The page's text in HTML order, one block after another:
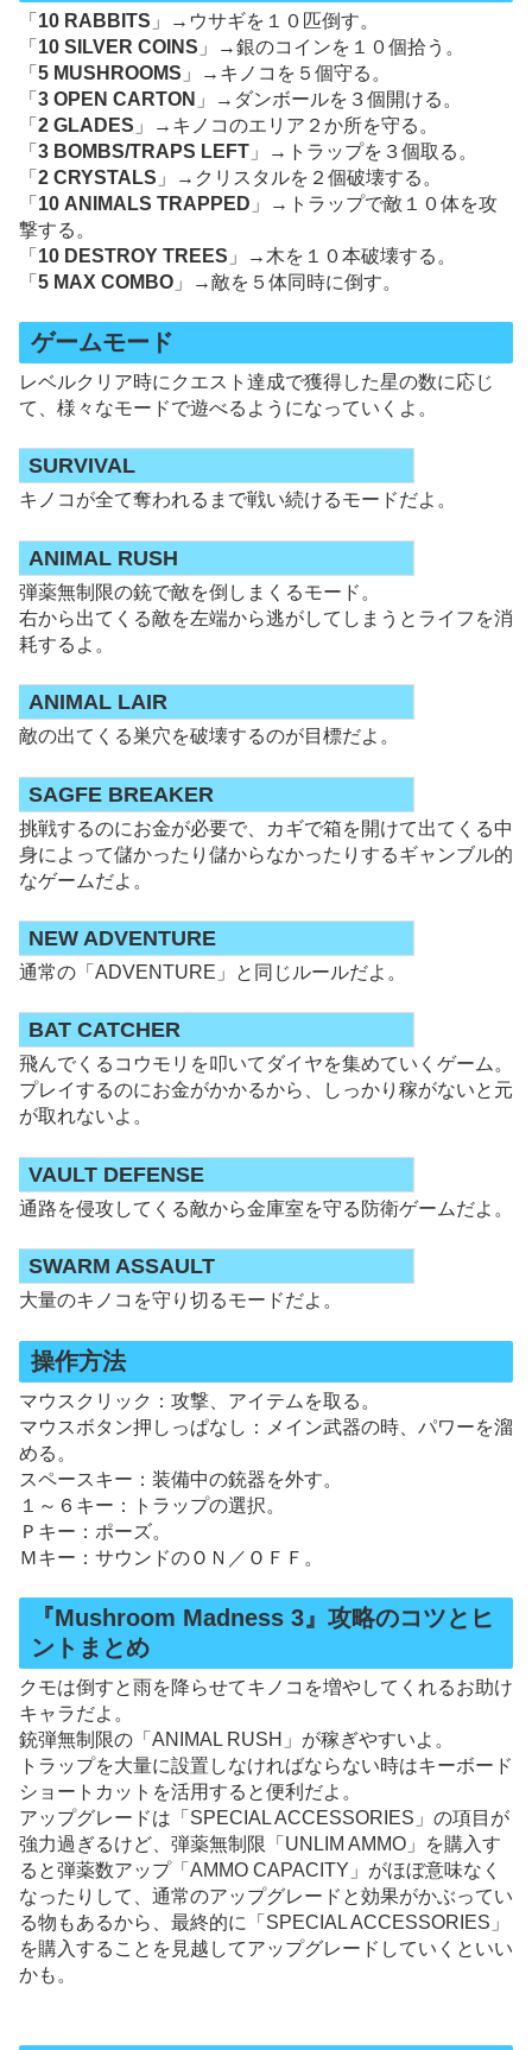
「 10 RABBITS 」→ウサギを１０匹倒す。
「 10 SILVER COINS 」→銀のコインを１０個拾う。
「 5 MUSHROOMS 」→キノコを５個守る。
「 3 OPEN CARTON 」→ダンボールを３個開ける。
「 2 GLADES 」→キノコのエリア２か所を守る。
「 3 BOMBS/TRAPS LEFT 」→トラップを３個取る。
「 2 CRYSTALS 」→クリスタルを２個破壊する。
「 10 ANIMALS TRAPPED 」→トラップで敵１０体を攻
撃する。
「 10 DESTROY TREES 」→木を１０本破壊する。
「 5 MAX COMBO 」→敵を５体同時に倒す。
ゲームモード
レベルクリア時にクエスト達成で獲得した星の数に応じ
て、様々なモードで遊べるようになっていくよ。
SURVIVAL
キノコが全て奪われるまで戦い続けるモードだよ。
ANIMAL RUSH
弾薬無制限の銃で敵を倒しまくるモード。
右から出てくる敵を左端から逃がしてしまうとライフを消
耗するよ。
ANIMAL LAIR
敵の出てくる巣穴を破壊するのが目標だよ。
SAGFE BREAKER
挑戦するのにお金が必要で、カギで箱を開けて出てくる中
身によって儲かったり儲からなかったりするギャンブル的
なゲームだよ。
NEW ADVENTURE
通常の「ADVENTURE」と同じルールだよ。
BAT CATCHER
飛んでくるコウモリを叩いてダイヤを集めていくゲーム。
プレイするのにお金がかかるから、しっかり稼がないと元
が取れないよ。
VAULT DEFENSE
通路を侵攻してくる敵から金庫室を守る防衛ゲームだよ。
SWARM ASSAULT
大量のキノコを守り切るモードだよ。
操作方法
マウスクリック：攻撃、アイテムを取る。
マウスボタン押しっぱなし：メイン武器の時、パワーを溜
める。
スペースキー：装備中の銃器を外す。
１～６キー：トラップの選択。
Ｐキー：ポーズ。
Ｍキー：サウンドのＯＮ／ＯＦＦ。
『Mushroom Madness 3』攻略のコツとヒ
ントまとめ
クモは倒すと雨を降らせてキノコを増やしてくれるお助け
キャラだよ。
銃弾無制限の「ANIMAL RUSH」が稼ぎやすいよ。
トラップを大量に設置しなければならない時はキーボード
ショートカットを活用すると便利だよ。
アップグレードは「SPECIAL ACCESSORIES」の項目が
強力過ぎるけど、弾薬無制限「UNLIM AMMO」を購入す
ると弾薬数アップ「AMMO CAPACITY」がほぼ意味なく
なったりして、通常のアップグレードと効果がかぶってい
る物もあるから、最終的に「SPECIAL ACCESSORIES」
を購入することを見越してアップグレードしていくといい
かも。